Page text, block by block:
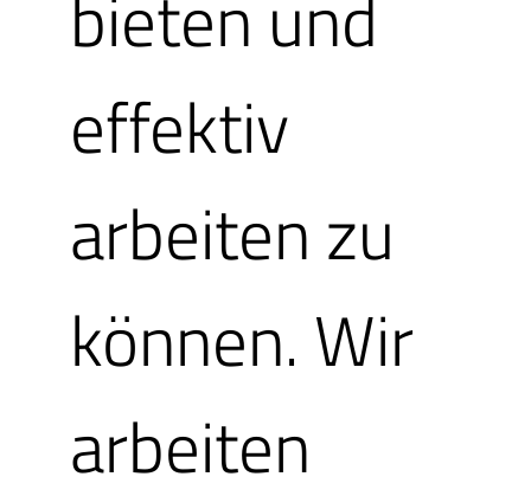
Herzlichen
Sie haben
effektiv
arbeiten zu
können. Wir
arbeiten